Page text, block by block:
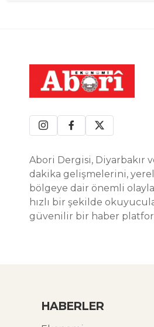
Abori Dergisi, Diyarbakır
dakika gelişmelerini,
bölgeye dair önemli
hızlı bir şekilde
güvenilir bir haber
HABERLER